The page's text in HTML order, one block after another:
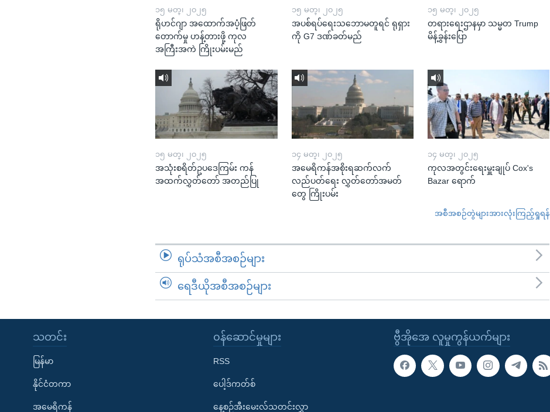
၁၅ မတ္၊ ၂၀၂၅
ရိုဟင်ဂျာ အထောက်အပံ့ဖြတ်
တောက်မှု ဟန့်တားဖို့ ကုလ
အကြီးအကဲ ကြိုးပမ်းမည်
၁၅ မတ္၊ ၂၀၂၅
အပစ်ရပ်ရေးသဘောမတူရင် ရုရှား
ကို G7 ဒဏ်ခတ်မည်
၁၅ မတ္၊ ၂၀၂၅
တရားရေးဌာနမှာ သမ္မတ Trump
မိန့်ခွန်းပြော
၁၅ မတ္၊ ၂၀၂၅
အသုံးစရိတ်ဥပဒေကြမ်း ကန်
အထက်လွှတ်တော် အတည်ပြု
၁၄ မတ္၊ ၂၀၂၅
အမေရိကန်အစိုးရဆက်လက်
လည်ပတ်ရေး လွှတ်တော်အမတ်
တွေ ကြိုးပမ်း
၁၄ မတ္၊ ၂၀၂၅
ကုလအတွင်းရေးမှူးချုပ် Cox's
Bazar ရောက်
အစီအစဉ်တွဲများအားလုံးကြည့်ရှုရန်
ရုပ်သံအစီအစဉ်များ
ရေဒီယိုအစီအစဉ်များ
ဗွီအိုအေ လူမှုကွန်ယက်များ
သတင်း
မြန်မာ
နိုင်ငံတကာ
အမေရိကန်
၀န်ဆောင်မှုများ
RSS
ပေါ့ဒ်ကတ်စ်
နေ့စဉ်အီးမေးလ်သတင်းလွှာ